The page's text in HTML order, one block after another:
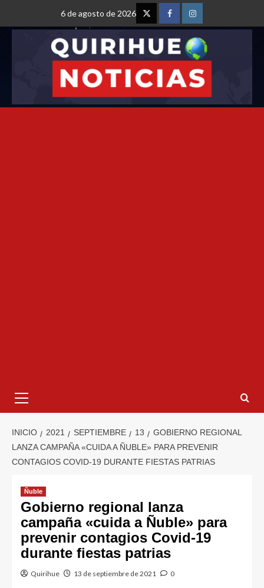
6 de agosto de 2026
INICIO 2021 SEPTIEMBRE 13
GOBIERNO REGIONAL
LANZA CAMPAÑA «CUIDA A ÑUBLE» PARA PREVENIR
CONTAGIOS COVID-19 DURANTE FIESTAS PATRIAS
Ñuble
Gobierno regional lanza
campaña «cuida a Ñuble» para
prevenir contagios Covid-19
durante fiestas patrias
Quirihue 13 de septiembre de 2021 0